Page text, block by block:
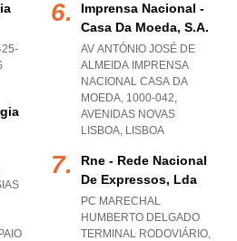
Imprensa Nacional -
Casa Da Moeda, S.a.
AV ANTÓNIO JOSÉ DE
ALMEIDA IMPRENSA
NACIONAL CASA DA
MOEDA, 1000-042,
AVENIDAS NOVAS
LISBOA, LISBOA
Rne - Rede Nacional
De Expressos, Lda
PC MARECHAL
HUMBERTO DELGADO
TERMINAL RODOVIÁRIO,